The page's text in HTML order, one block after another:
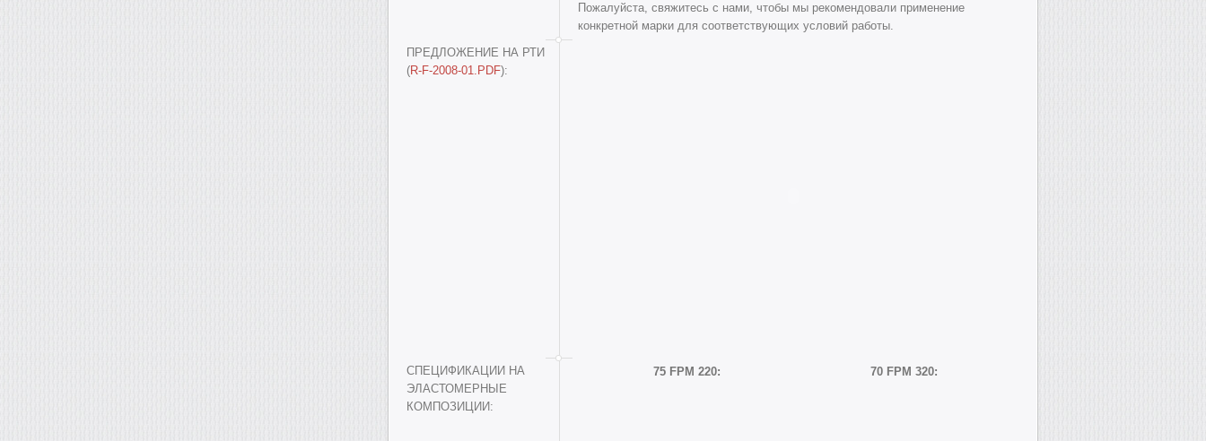
Пожалуйста, свяжитесь с нами, чтобы мы рекомендовали применение
конкретной марки для соответствующих условий работы.
ПРЕДЛОЖЕНИЕ НА РТИ
(R-F-2008-01.PDF):
СПЕЦИФИКАЦИИ НА
ЭЛАСТОМЕРНЫЕ
КОМПОЗИЦИИ:
75 FPM 220: 70 FPM 320: